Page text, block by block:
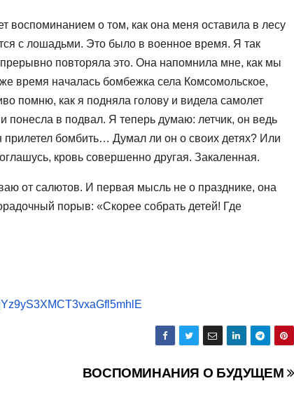
воспоминанием о том, как она меня оставила в лесу
с лошадьми. Это было в военное время. Я так
повторяла это. Она напомнила мне, как мы
время началась бомбежка села Комсомольское,
помню, как я подняла голову и видела самолет
понесла в подвал. Я теперь думаю: летчик, он ведь
прилетел бомбить… Думал ли он о своих детях? Или
кровь совершенно другая. Закаленная.
от салютов. И первая мысль не о празднике, она
порыв: «Скорее собрать детей! Где
ВОСПОМИНАНИЯ О БУДУЩЕМ